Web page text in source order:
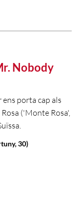
Nobody
porta cap als
('Monte Rosa',
30)